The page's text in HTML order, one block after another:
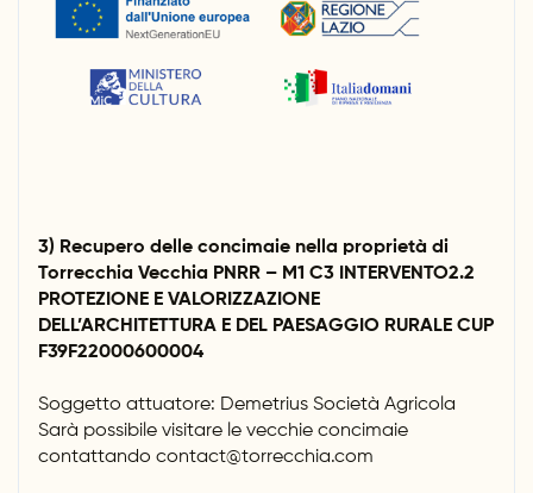
3) Recupero delle concimaie nella proprietà di
Torrecchia Vecchia PNRR – M1 C3 INTERVENTO2.2
PROTEZIONE E VALORIZZAZIONE
DELL’ARCHITETTURA E DEL PAESAGGIO RURALE CUP
F39F22000600004
Soggetto attuatore: Demetrius Società Agricola
Sarà possibile visitare le vecchie concimaie
contattando contact@torrecchia.com